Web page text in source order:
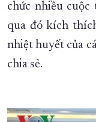
chức nhiều
qua đó kích
nhiệt huyết của
chia sẻ.